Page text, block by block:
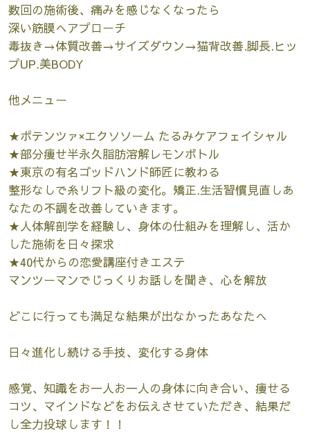
数回の施術後、痛みを感じなくなったら
深い筋膜へアプローチ
毒抜き→体質改善→サイズダウン→猫背改善.脚長.ヒッ
プUP.美BODY
他メニュー
★ポテンツァ×エクソソーム たるみケアフェイシャル
★部分痩せ半永久脂肪溶解レモンボトル
★東京の有名ゴッドハンド師匠に教わる
整形なしで糸リフト級の変化。矯正.生活習慣見直しあ
なたの不調を改善していきます。
★人体解剖学を経験し、身体の仕組みを理解し、活か
した施術を日々探求
★40代からの恋愛講座付きエステ
マンツーマンでじっくりお話しを聞き、心を解放
どこに行っても満足な結果が出なかったあなたへ
日々進化し続ける手技、変化する身体
感覚、知識をお一人お一人の身体に向き合い、痩せる
コツ、マインドなどをお伝えさせていただき、結果だ
し全力投球します！！